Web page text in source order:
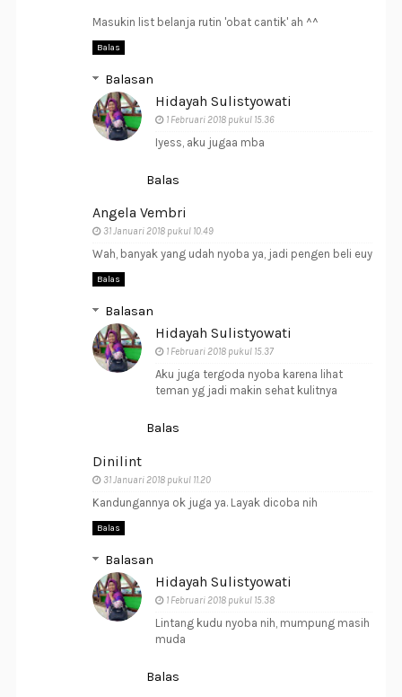
Masukin list belanja rutin 'obat cantik' ah ^^
Balas
Balasan
Hidayah Sulistyowati
1 Februari 2018 pukul 15.36
Iyess, aku jugaa mba
Balas
Angela Vembri
31 Januari 2018 pukul 10.49
Wah, banyak yang udah nyoba ya, jadi pengen beli euy
Balas
Balasan
Hidayah Sulistyowati
1 Februari 2018 pukul 15.37
Aku juga tergoda nyoba karena lihat
teman yg jadi makin sehat kulitnya
Balas
Dinilint
31 Januari 2018 pukul 11.20
Kandungannya ok juga ya. Layak dicoba nih
Balas
Balasan
Hidayah Sulistyowati
1 Februari 2018 pukul 15.38
Lintang kudu nyoba nih, mumpung masih
muda
Balas